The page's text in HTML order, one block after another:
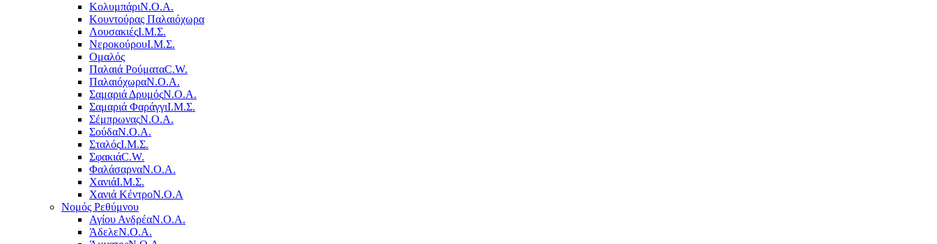
ΚολυμπάριΝ.Ο.Α.
Κουντούρας Παλαιόχωρα
ΛουσακιέςΙ.Μ.Σ.
ΝεροκούρουΙ.Μ.Σ.
Ομαλός
Παλαιά ΡούματαC.W.
ΠαλαιόχωραΝ.Ο.Α.
Σαμαριά ΔρυμόςΝ.Ο.Α.
Σαμαριά ΦαράγγιΙ.Μ.Σ.
ΣέμπρωναςΝ.Ο.Α.
ΣούδαΝ.Ο.Α.
ΣταλόςΙ.Μ.Σ.
ΣφακιάC.W.
ΦαλάσαρναΝ.Ο.Α.
ΧανιάΙ.Μ.Σ.
Χανιά ΚέντροN.O.A
Νομός Ρεθύμνου
Αγίου ΑνδρέαΝ.Ο.Α.
ΆδελεΝ.Ο.Α.